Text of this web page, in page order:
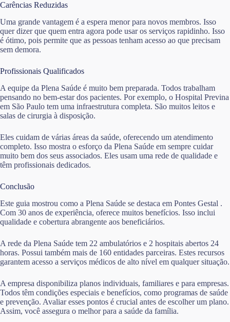
Carências Reduzidas
Uma grande vantagem é a espera menor para novos membros. Isso
quer dizer que quem entra agora pode usar os serviços rapidinho. Isso
é ótimo, pois permite que as pessoas tenham acesso ao que precisam
sem demora.
Profissionais Qualificados
A equipe da Plena Saúde é muito bem preparada. Todos trabalham
pensando no bem-estar dos pacientes. Por exemplo, o Hospital Previna
em São Paulo tem uma infraestrutura completa. São muitos leitos e
salas de cirurgia à disposição.
Eles cuidam de várias áreas da saúde, oferecendo um atendimento
completo. Isso mostra o esforço da Plena Saúde em sempre cuidar
muito bem dos seus associados. Eles usam uma rede de qualidade e
têm profissionais dedicados.
Conclusão
Este guia mostrou como a Plena Saúde se destaca em Pontes Gestal .
Com 30 anos de experiência, oferece muitos benefícios. Isso inclui
qualidade e cobertura abrangente aos beneficiários.
A rede da Plena Saúde tem 22 ambulatórios e 2 hospitais abertos 24
horas. Possui também mais de 160 entidades parceiras. Estes recursos
garantem acesso a serviços médicos de alto nível em qualquer situação.
A empresa disponibiliza planos individuais, familiares e para empresas.
Todos têm condições especiais e benefícios, como programas de saúde
e prevenção. Avaliar esses pontos é crucial antes de escolher um plano.
Assim, você assegura o melhor para a saúde da família.